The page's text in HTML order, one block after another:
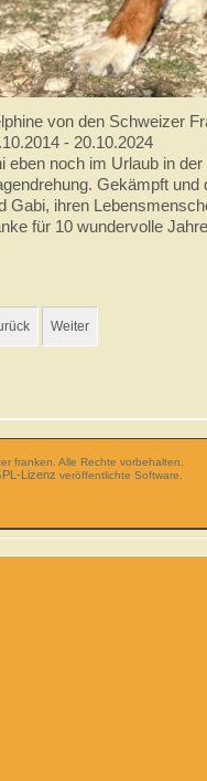
von den Schweizer
- 20.10.2024
eben noch im Urlaub in
Gekämpft
Gabi, ihren
für 10 wundervolle
Weiter
franken. Alle Rechte vorbehalten.
Lizenz veröffentlichte Software.